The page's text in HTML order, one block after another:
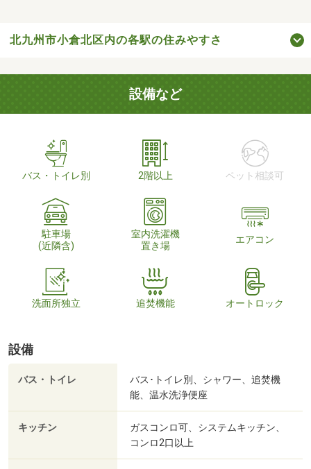
北九州市小倉北区内の各駅の住みやすさ
設備など
バス・トイレ別 2階以上 ペット相談可
駐車場
(近隣含)
室内洗濯機
置き場
エアコン
洗面所独立 追焚機能 オートロック
設備
バス・トイレ
バス･トイレ別、シャワー、追焚機
能、温水洗浄便座
キッチン
ガスコンロ可、システムキッチン、
コンロ2口以上